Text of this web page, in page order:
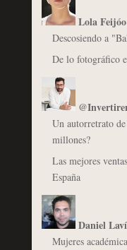
Lola Feijóo
Descosiendo a
De lo fotográfico
Un autorretrato
millones?
Las mejores
España
Daniel
Mujeres